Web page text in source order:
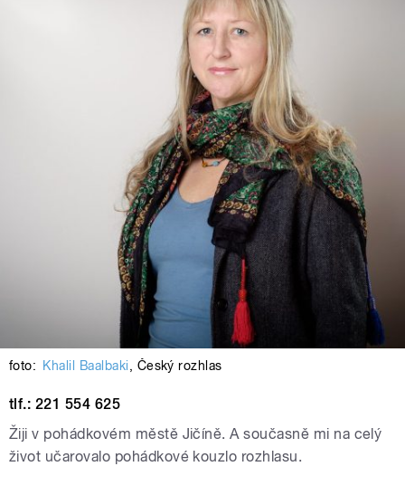
foto: Khalil Baalbaki, Český rozhlas
tlf.: 221 554 625
Žiji v pohádkovém městě Jičíně. A současně mi na celý
život učarovalo pohádkové kouzlo rozhlasu.